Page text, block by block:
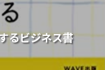
るビジネス書